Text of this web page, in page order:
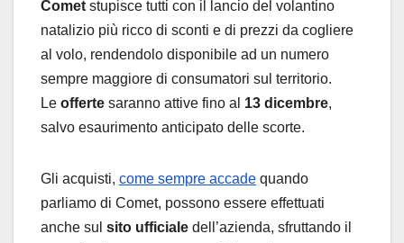
Comet stupisce tutti con il lancio del volantino
natalizio più ricco di sconti e di prezzi da cogliere
al volo, rendendolo disponibile ad un numero
sempre maggiore di consumatori sul territorio.
Le offerte saranno attive fino al 13 dicembre,
salvo esaurimento anticipato delle scorte.
Gli acquisti, come sempre accade quando
parliamo di Comet, possono essere effettuati
anche sul sito ufficiale dell’azienda, sfruttando il